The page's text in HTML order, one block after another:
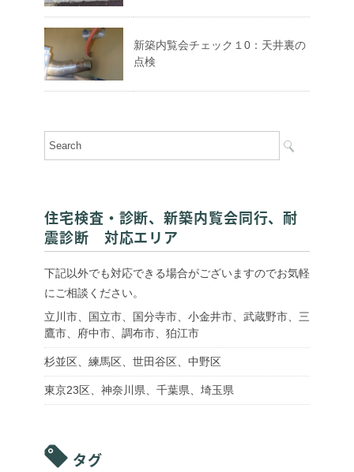
新築内覧会チェック１0：天井裏の
点検
住宅検査・診断、新築内覧会同行、耐
震診断 対応エリア
下記以外でも対応できる場合がございますのでお気軽
にご相談ください。
立川市、国立市、国分寺市、小金井市、武蔵野市、三
鷹市、府中市、調布市、狛江市
杉並区、練馬区、世田谷区、中野区
東京23区、神奈川県、千葉県、埼玉県
タグ